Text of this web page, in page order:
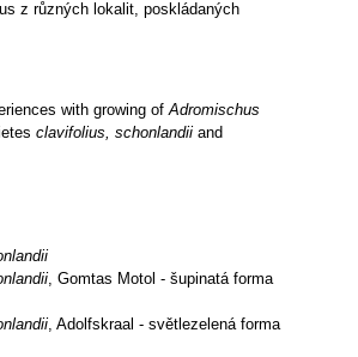
z různých lokalit, poskládaných
with growing ofAdromischus
clavifolius, schonlandii and
, Gomtas Motol - šupinatá forma
, Adolfskraal - světlezelená forma